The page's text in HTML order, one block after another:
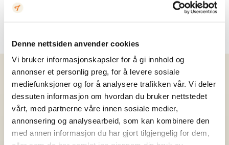
Denne nettsiden anvender cookies
Vi bruker informasjonskapsler for å gi innhold og
annonser et personlig preg, for å levere sosiale
mediefunksjoner og for å analysere trafikken vår. Vi deler
dessuten informasjon om hvordan du bruker nettstedet
vårt, med partnerne våre innen sosiale medier,
annonsering og analysearbeid, som kan kombinere den
med annen informasjon du har gjort tilgjengelig for dem,
Kan vi få by på et nyhetsbrev?
Registrer